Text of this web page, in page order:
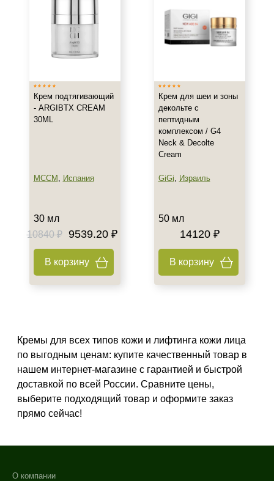
Крем подтягивающий
- ARGIBTX CREAM
30ML
MCCM , Испания
30 мл
10840 ₽
9539.20 ₽
В корзину
Крем для шеи и зоны
декольте с
пептидным
комплексом / G4
Neck & Decolte
Cream
GiGi, Израиль
50 мл
14120 ₽
В корзину
Кремы для всех типов кожи и лифтинга кожи лица
по выгодным ценам: купите качественный товар в
нашем интернет-магазине с гарантией и быстрой
доставкой по всей России. Сравните цены,
выберите подходящий товар и оформите заказ
прямо сейчас!
О компании